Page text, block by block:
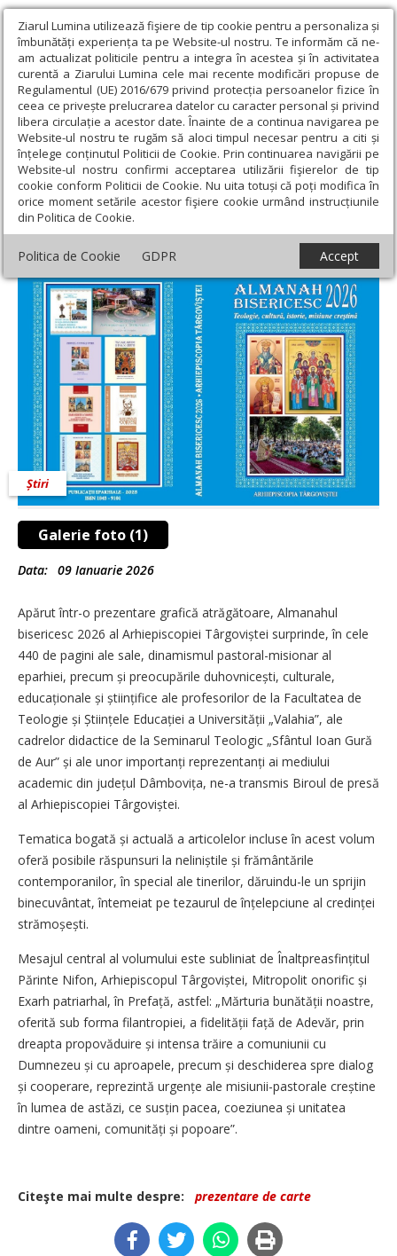
Ziarul Lumina utilizează fişiere de tip cookie pentru a personaliza și
îmbunătăți experiența ta pe Website-ul nostru. Te informăm că ne-
am actualizat politicile pentru a integra în acestea și în activitatea
curentă a Ziarului Lumina cele mai recente modificări propuse de
Regulamentul (UE) 2016/679 privind protecția persoanelor fizice în
ceea ce privește prelucrarea datelor cu caracter personal și privind
libera circulație a acestor date. Înainte de a continua navigarea pe
Website-ul nostru te rugăm să aloci timpul necesar pentru a citi și
înțelege conținutul Politicii de Cookie. Prin continuarea navigării pe
Website-ul nostru confirmi acceptarea utilizării fişierelor de tip
cookie conform Politicii de Cookie. Nu uita totuși că poți modifica în
orice moment setările acestor fişiere cookie urmând instrucțiunile
din Politica de Cookie.
Politica de Cookie GDPR Accept
Ziarul Lumina › Actualitate religioasă › Știri › Almanahul
bisericesc 2026 al Arhiepiscopiei Târgoviștei
Almanahul bisericesc 2026 al
Arhiepiscopiei Târgoviștei
Galerie foto (1)
Știri
Data: 09 Ianuarie 2026
Apărut într-o prezentare grafică atrăgătoare, Almanahul
bisericesc 2026 al Arhiepiscopiei Târgoviștei surprinde, în cele
440 de pagini ale sale, dinamismul pastoral-misionar al
eparhiei, precum și preocupările du­hovnicești, culturale,
educaționale și științifice ale profesorilor de la Facultatea de
Teologie și Științele Educației a Universității „Valahia”, ale
cadrelor didactice de la Seminarul Teologic „Sfântul Ioan Gură
de Aur” și ale unor importanți reprezentanți ai mediului
academic din județul Dâmbovița, ne-a transmis Biroul de presă
al Arhiepiscopiei Târgoviștei.
Tematica bogată și actuală a articolelor incluse în acest volum
oferă posibile răspunsuri la neliniștile și ­fră­mântările
contemporanilor, în special ale tinerilor, dăruindu-le un sprijin
binecuvântat, întemeiat pe tezaurul de înțelepciune al credinței
strămoșești.
Mesajul central al volumului este subliniat de Înalt­preasfințitul
Părinte Nifon, Arhiepiscopul Târgo­viștei, Mitropolit onorific și
Exarh patriarhal, în Prefață, astfel: „Mărturia bunătății noastre,
oferită sub forma filantropiei, a fidelității față de Adevăr, prin
dreapta propovăduire și intensa trăire a comuniunii cu
Dumnezeu și cu aproapele, precum și deschiderea spre dialog
și cooperare, reprezintă urgențe ale misiunii-pastorale creștine
în lumea de astăzi, ce susțin pacea, coeziunea și unitatea
dintre oameni, comunități și popoare”.
Citeşte mai multe despre: prezentare de carte